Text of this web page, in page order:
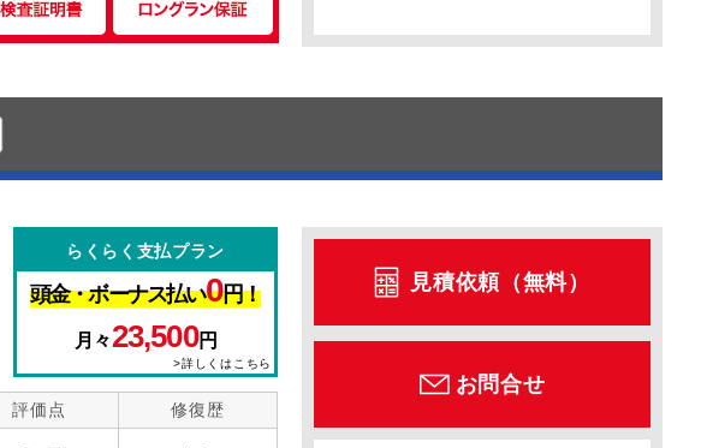
らくらく支払プラン
頭金・ボーナス払い0円！
月々23,500円
>詳しくはこちら
評価点 修復歴
見積依頼（無料）
お問合せ